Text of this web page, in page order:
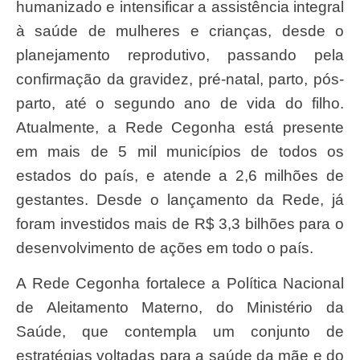
humanizado e intensificar a assistência integral
à saúde de mulheres e crianças, desde o
planejamento reprodutivo, passando pela
confirmação da gravidez, pré-natal, parto, pós-
parto, até o segundo ano de vida do filho.
Atualmente, a Rede Cegonha está presente
em mais de 5 mil municípios de todos os
estados do país, e atende a 2,6 milhões de
gestantes. Desde o lançamento da Rede, já
foram investidos mais de R$ 3,3 bilhões para o
desenvolvimento de ações em todo o país.
A Rede Cegonha fortalece a Política Nacional
de Aleitamento Materno, do Ministério da
Saúde, que contempla um conjunto de
estratégias voltadas para a saúde da mãe e do